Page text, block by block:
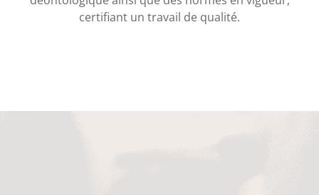
certifiant un travail de qualité.